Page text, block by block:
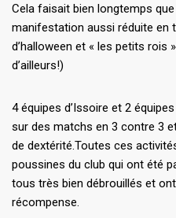
Cela faisait bien longtemps
manifestation aussi réduite en
d’halloween et « les petits rois
d’ailleurs!)
4 équipes d’Issoire et 2
sur des matchs en 3 contre 3
de dextérité.Toutes ces
poussines du club qui ont été
tous très bien débrouillés et
récompense.